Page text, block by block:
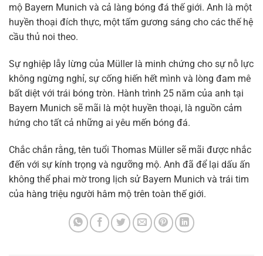
mộ Bayern Munich và cả làng bóng đá thế giới. Anh là một
huyền thoại đích thực, một tấm gương sáng cho các thế hệ
cầu thủ noi theo.
Sự nghiệp lẫy lừng của Müller là minh chứng cho sự nỗ lực
không ngừng nghỉ, sự cống hiến hết mình và lòng đam mê
bất diệt với trái bóng tròn. Hành trình 25 năm của anh tại
Bayern Munich sẽ mãi là một huyền thoại, là nguồn cảm
hứng cho tất cả những ai yêu mến bóng đá.
Chắc chắn rằng, tên tuổi Thomas Müller sẽ mãi được nhắc
đến với sự kính trọng và ngưỡng mộ. Anh đã để lại dấu ấn
không thể phai mờ trong lịch sử Bayern Munich và trái tim
của hàng triệu người hâm mộ trên toàn thế giới.